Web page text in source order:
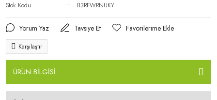
Stok Kodu
B3RFWRNUKY
Yorum Yaz Tavsiye Et
Karşılaştır
ÜRÜN BİLGİSİ